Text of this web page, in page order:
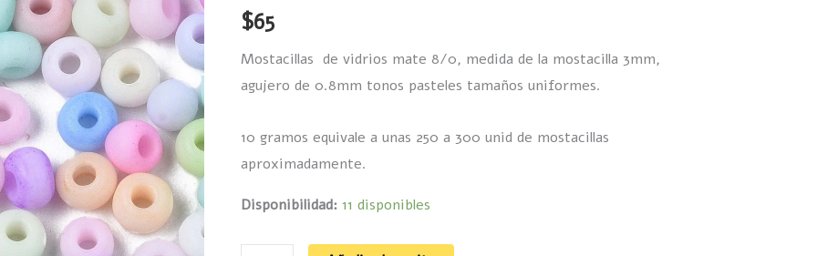
$65
Mostacillas de vidrios mate 8/0, medida de la mostacilla 3mm,
agujero de 0.8mm tonos pasteles tamaños uniformes.
10 gramos equivale a unas 250 a 300 unid de mostacillas
aproximadamente.
Disponibilidad: 11 disponibles
mate
pasteles
8/0
(3mm)